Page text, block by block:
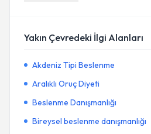
Yakın Çevredeki İlgi Alanları
Akdeniz Tipi Beslenme
Aralıklı Oruç Diyeti
Beslenme Danışmanlığı
Bireysel beslenme danışmanlığı